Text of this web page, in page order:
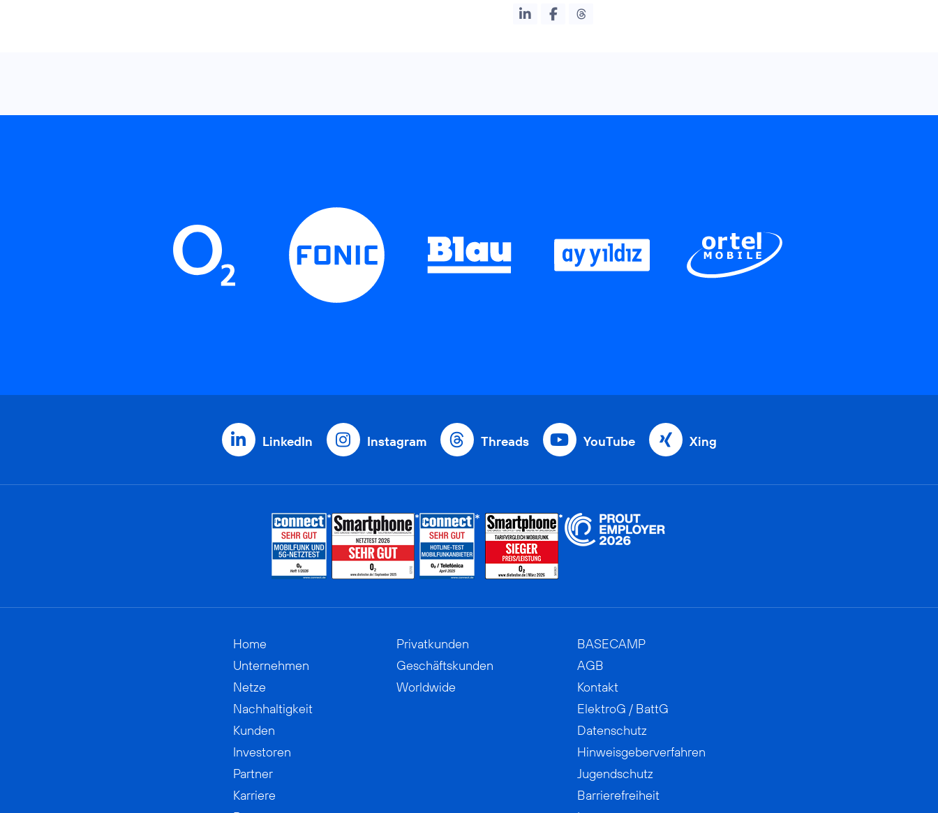
LinkedIn Instagram Threads YouTube Xing
Home
Unternehmen
Netze
Nachhaltigkeit
Kunden
Investoren
Partner
Karriere
Privatkunden
Geschäftskunden
Worldwide
BASECAMP
AGB
Kontakt
ElektroG / BattG
Datenschutz
Hinweisgeberverfahren
Jugendschutz
Barrierefreiheit